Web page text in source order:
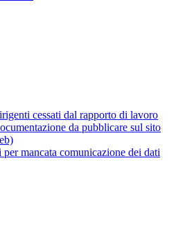
cessati dal rapporto di lavoro
da pubblicare sul sito
per mancata comunicazione dei dati